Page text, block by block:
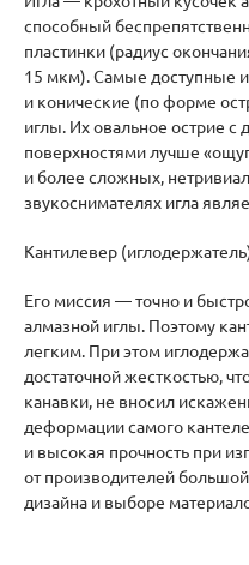
способный
пластинки (радиус
15 мкм). Самые доступные
и конические (по форме
иглы. Их овальное острие
поверхностями лучше
и более сложных,
звукоснимателях игла
Кантилевер
Его миссия — точно и
алмазной иглы. Поэтому
легким. При этом
достаточной жесткостью,
канавки, не вносил
деформации самого
и высокая прочность при
от производителей
дизайна и выборе